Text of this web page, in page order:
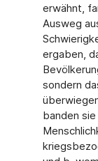
erwähnt,
Ausweg
ergaben,
sondern
banden